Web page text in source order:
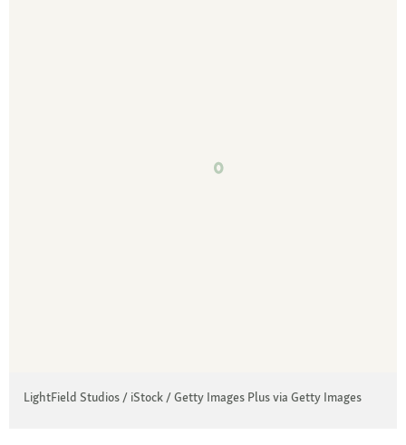
LightField Studios / iStock / Getty Images Plus via Getty Images